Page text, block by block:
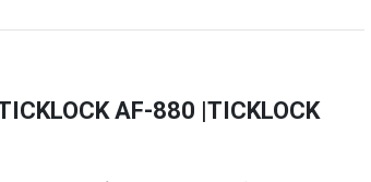
AF-880 |TICKLOCK